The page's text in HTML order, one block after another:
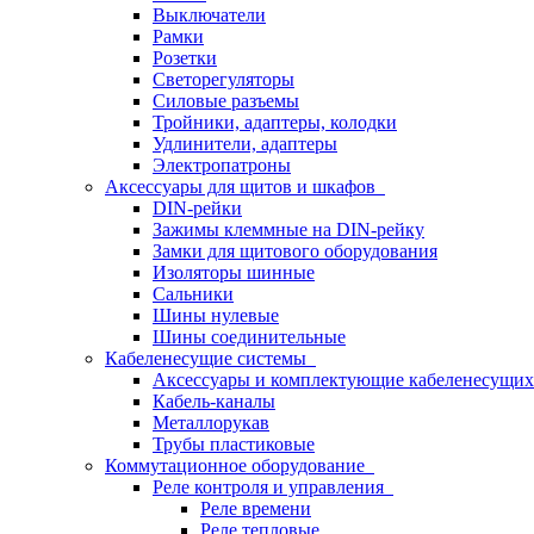
Выключатели
Рамки
Розетки
Светорегуляторы
Силовые разъемы
Тройники, адаптеры, колодки
Удлинители, адаптеры
Электропатроны
Аксессуары для щитов и шкафов
DIN-рейки
Зажимы клеммные на DIN-рейку
Замки для щитового оборудования
Изоляторы шинные
Сальники
Шины нулевые
Шины соединительные
Кабеленесущие системы
Аксессуары и комплектующие
Кабель-каналы
Металлорукав
Трубы пластиковые
Коммутационное оборудование
Реле контроля и управления
Реле времени
Реле тепловые